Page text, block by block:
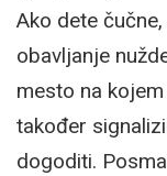
Ako dete
obavljanje
mesto na
također
dogoditi.